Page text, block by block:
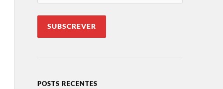
POSTS RECENTES